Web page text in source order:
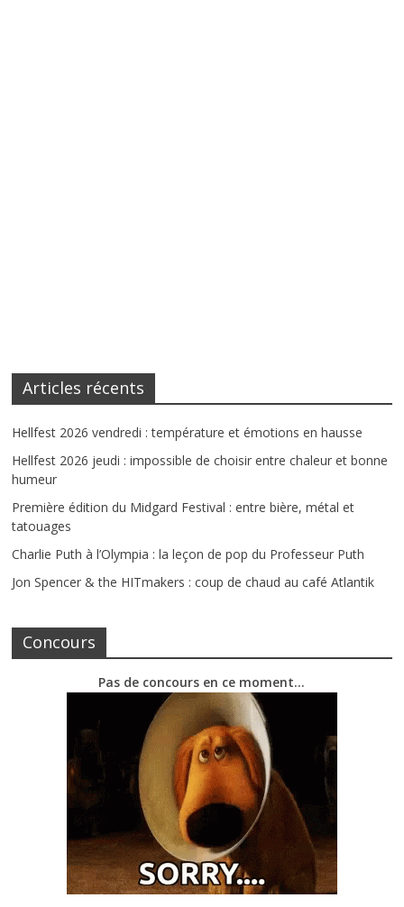
Articles récents
Hellfest 2026 vendredi : température et émotions en hausse
Hellfest 2026 jeudi : impossible de choisir entre chaleur et bonne
humeur
Première édition du Midgard Festival : entre bière, métal et
tatouages
Charlie Puth à l’Olympia : la leçon de pop du Professeur Puth
Jon Spencer & the HITmakers : coup de chaud au café Atlantik
Concours
Pas de concours en ce moment…